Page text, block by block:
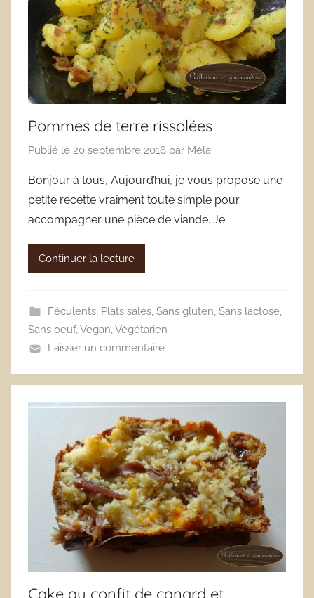
Pommes de terre rissolées
Publié le 20 septembre 2016 par Méla
Bonjour à tous, Aujourd’hui, je vous propose une
petite recette vraiment toute simple pour
accompagner une pièce de viande. Je
Continuer la lecture
Féculents, Plats salés, Sans gluten, Sans lactose,
Sans oeuf,Vegan,Végétarien
Laisser un commentaire
Cake au confit de canard et